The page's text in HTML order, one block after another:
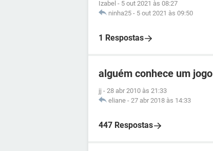
Izabel - 5 out 2021 às 08:27
ninha25 - 5 out 2021 às 09:50
1 Respostas
alguém conhece um
jj - 28 abr 2010 às 21:33
eliane - 27 abr 2018 às 14:33
447 Respostas